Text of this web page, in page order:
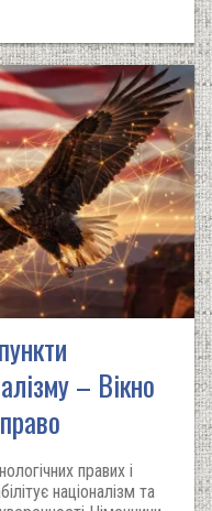
– Вікно
правих і
націоналізм та